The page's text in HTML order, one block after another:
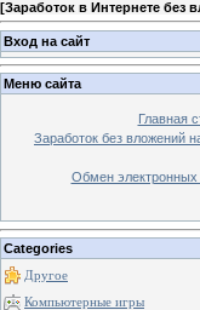
[Заработок в Интернете без
Вход на сайт
Меню сайта
Главная
Заработок без вложений
Обмен электронных
Categories
Другое
Компьютерные игры